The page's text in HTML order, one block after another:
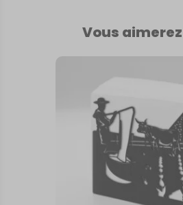
Vous